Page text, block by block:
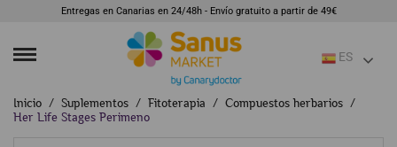
Entregas en Canarias en 24/48h - Envío gratuito a partir de 49€
ES
Inicio Suplementos Fitoterapia
Compuestos herbarios
Her Life Stages Perimeno